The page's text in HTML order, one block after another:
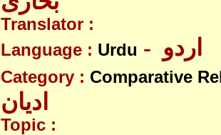
Translator :
Language : Urdu
Category : Comparative
ادیان
Topic :